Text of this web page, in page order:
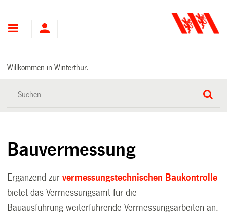
Hauptnavigation
Willkommen in Winterthur.
Bauvermessung
Ergänzend zurvermessungstechnischen Baukontrolle
bietet das Vermessungsamt für die
Bauausführung weiterführende Vermessungsarbeiten an.